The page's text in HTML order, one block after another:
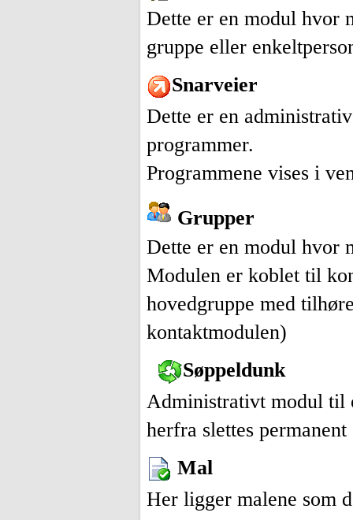
Dette er en modul hvor
gruppe eller
Snarveier
Dette er en
programmer.
Programmene vises i
Grupper
Dette er en modul hvor
Modulen er koblet til
hovedgruppe med
kontaktmodulen)
Søppeldunk
Administrativt modul til
herfra slettes
Mal
Her ligger malene som